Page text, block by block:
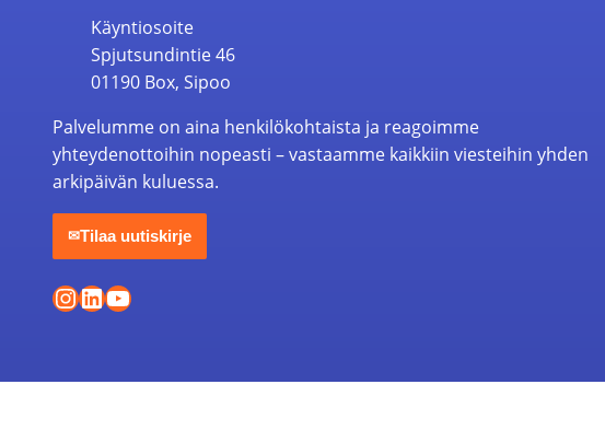
Käyntiosoite
Spjutsundintie 46
01190 Box, Sipoo
Palvelumme on aina henkilökohtaista ja reagoimme
yhteydenottoihin nopeasti – vastaamme kaikkiin viesteihin yhden
arkipäivän kuluessa.
✉Tilaa uutiskirje
Instagram
LinkedIn
YouTube